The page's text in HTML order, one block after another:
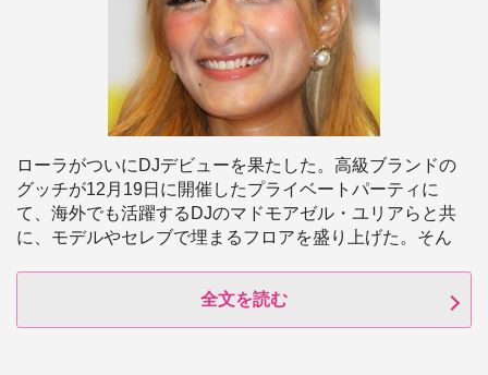
ローラがついにDJデビューを果たした。高級ブランドの
グッチが12月19日に開催したプライベートパーティに
て、海外でも活躍するDJのマドモアゼル・ユリアらと共
に、モデルやセレブで埋まるフロアを盛り上げた。そん
全文を読む